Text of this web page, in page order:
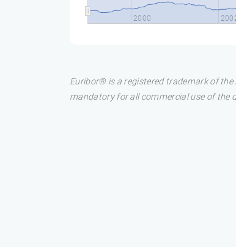
2000
Euribor® is a registered trademark of
mandatory for all commercial use of the